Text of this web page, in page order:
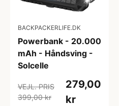
BACKPACKERLIFE.DK
Powerbank - 20.000
mAh - Håndsving -
Solcelle
VEJL. PRIS
399,00 kr
279,00
kr